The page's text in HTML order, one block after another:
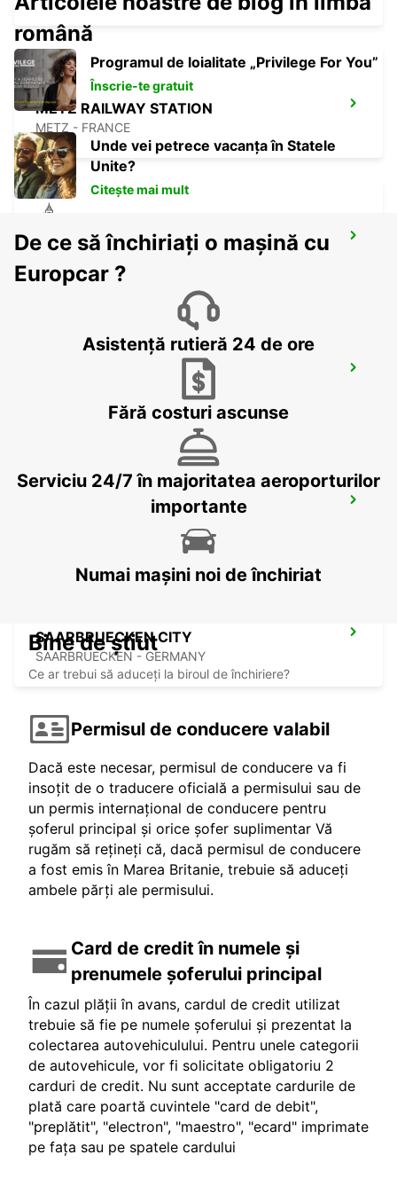
METZ RAILWAY STATION
METZ - FRANCE
TRIER
SAARBRUECKEN CITY
SAARBRUECKEN - GERMANY
română
Programul de loialitate „Privilege For You”
Înscrie-te gratuit
Unde vei petrece vacanța în Statele
Unite?
Citește mai mult
De ce să închiriați o mașină cu
Europcar ?
Asistență rutieră 24 de ore
Fără costuri ascunse
Serviciu 24/7 în majoritatea aeroporturilor
importante
Numai mașini noi de închiriat
Bine de știut
Ce ar trebui să aduceți la biroul de închiriere?
Permisul de conducere valabil
Dacă este necesar, permisul de conducere va fi
insoțit de o traducere oficială a permisului sau de
un permis internațional de conducere pentru
șoferul principal și orice șofer suplimentar Vă
rugăm să rețineți că, dacă permisul de conducere
a fost emis în Marea Britanie, trebuie să aduceți
ambele părți ale permisului.
Card de credit în numele și
prenumele șoferului principal
În cazul plății în avans, cardul de credit utilizat
trebuie să fie pe numele șoferului și prezentat la
colectarea autovehiculului. Pentru unele categorii
de autovehicule, vor fi solicitate obligatoriu 2
carduri de credit. Nu sunt acceptate cardurile de
plată care poartă cuvintele "card de debit",
"preplătit", "electron", "maestro", "ecard" imprimate
pe fața sau pe spatele cardului